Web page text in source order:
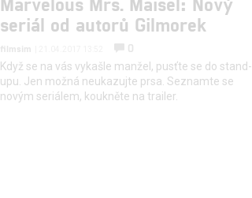
seriál od autorů Gilmorek
filmsim
0
Když se na vás vykašle manžel, pusťte se do stand-
upu. Jen možná neukazujte prsa. Seznamte se
novým seriálem, koukněte na trailer.